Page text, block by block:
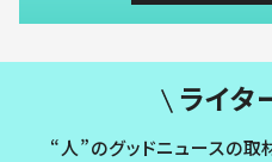
ライタ
“人”のグッドニュースの取